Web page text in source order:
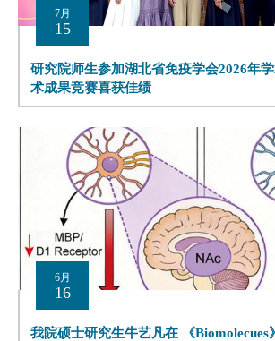
7月
15
研究院师生参加湖北省免疫学会2026年
术成果竞赛喜获佳绩
6月
16
我院硕士研究生牛艺凡在 《Biomolecues